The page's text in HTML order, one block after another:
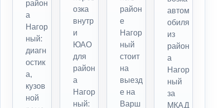
район
а
Нагор
ный:
диагн
остик
а,
кузов
ной
озка
внутр
и
ЮАО
для
район
а
Нагор
ный:
район
е
Нагор
ный
стоит
на
выезд
е на
Варш
автом
обиля
из
район
а
Нагор
ный
за
МКАД